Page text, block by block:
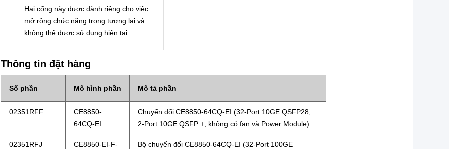
Hai cổng này được dành riêng cho việc
mở rộng chức năng trong tương lai và
không thể được sử dụng hiện tại.
Thông tin đặt hàng
Số phần Mô hình phần Mô tả phần
02351RFF
CE8850-
64CQ-EI
Chuyển đổi CE8850-64CQ-EI (32-Port 10GE QSFP28,
2-Port 10GE QSFP +, không có fan và Power Module)
02351RFJ
CE8850-EI-F-
Bộ chuyển đổi CE8850-64CQ-EI (32-Port 100GE